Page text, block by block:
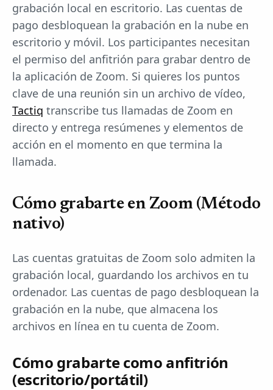
grabación local en escritorio. Las cuentas de
pago desbloquean la grabación en la nube en
escritorio y móvil. Los participantes necesitan
el permiso del anfitrión para grabar dentro de
la aplicación de Zoom. Si quieres los puntos
clave de una reunión sin un archivo de vídeo,
Tactiq transcribe tus llamadas de Zoom en
directo y entrega resúmenes y elementos de
acción en el momento en que termina la
llamada.
Cómo grabarte en Zoom (Método
nativo)
Las cuentas gratuitas de Zoom solo admiten la
grabación local, guardando los archivos en tu
ordenador. Las cuentas de pago desbloquean la
grabación en la nube, que almacena los
archivos en línea en tu cuenta de Zoom.
Cómo grabarte como anfitrión
(escritorio/portátil)